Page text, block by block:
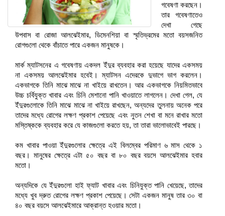
গবেষণা করছেন।
তার গবেষণাতেও
দেখা গেছে
উপবাস বা রোজা আলঝেইমার, ডিমেনশিয়া বা স্মৃতিভ্রমের মতো বয়সজনিত
রোগগুলো থেকে বাঁচাতে পারে একজন মানুষকে।
মার্ক ম্যাটসনের এ গবেষণায় একদল ইঁদুর ব্যবহার করা হয়েছে যাদের একসময়
না একসময় আলঝেইমার হবেই। ম্যাটসন এদেরকে দুভাগে ভাগ করলেন।
একভাগকে তিনি মাঝে মাঝে না খাইয়ে রাখতেন। আর একভাগকে নিয়মিতভাবে
উচ্চ চর্বিযুক্ত খাবার এবং চিনি মেশানো পানি খাওয়াতে লাগলেন। দেখা গেল, যে
ইঁদুরগুলোকে তিনি মাঝে মাঝে না খাইয়ে রাখছেন, অন্যদের তুলনায় অনেক পরে
তাদের মধ্যে রোগের লক্ষণ প্রকাশ পেয়েছে এবং নুতন শেখা বা মনে রাখার মতো
মস্তিষ্ককে ব্যবহার করে যে কাজগুলো করতে হয়, তা তারা ভালোভাবেই পারছে।
কম খাবার পাওয়া ইঁদুরগুলোর ক্ষেত্রে এই বিলম্বের পরিমাণ ৬ মাস থেকে ১
বছর। মানুষের ক্ষেত্রে এটা ৫০ বছর বা ৮০ বছর বয়সে আলঝেইমার হবার
মতো।
অন্যদিকে যে ইঁদুরগুলো হাই ফ্যাট খাবার এবং চিনিযুক্ত পানি খেয়েছে, তাদের
মধ্যে খুব দ্রুত রোগের লক্ষণ প্রকাশ পেয়েছে। সেটা একজন মানুষ তার ৩০ বা
৪০ বছর বয়সে আলঝেইমারে আক্রান্ত হওয়ার মতো।